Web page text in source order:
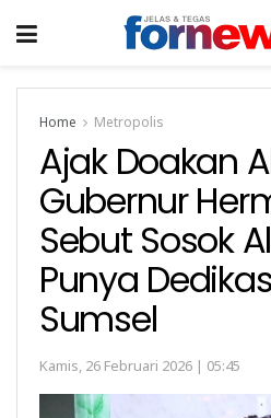
Home Metropolis
Ajak Doakan
Gubernur
Sebut Sosok
Punya
Sumsel
Kamis, 26 Februari 2026 | 05:45